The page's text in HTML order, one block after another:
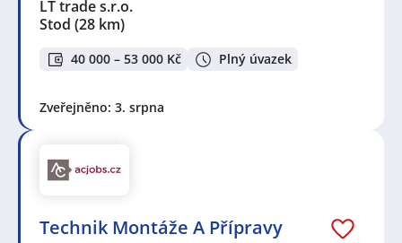
LT trade s.r.o.
Stod (28 km)
40 000 – 53 000 Kč Plný úvazek
Zveřejněno: 3. srpna
Technik Montáže A Přípravy